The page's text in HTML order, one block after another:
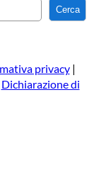
Cerca
privacy|
Dichiarazione di